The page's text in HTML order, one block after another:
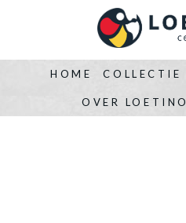
HOME COLLECTIE
OVER LOETINO